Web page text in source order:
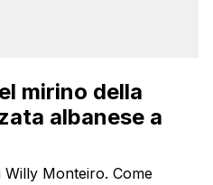
mirino della
albanese a
Willy Monteiro. Come